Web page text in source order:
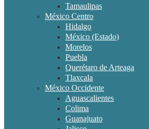
Tamaulipas
México Centro
Hidalgo
México (Estado)
Morelos
Puebla
Querétaro de Arteaga
Tlaxcala
México Occidente
Aguascalientes
Colima
Guanajuato